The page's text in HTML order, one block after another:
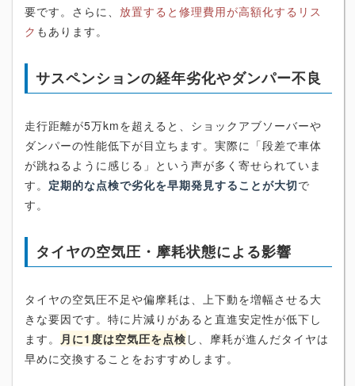
要です。さらに、 放置すると修理費用が高額化するリス
ク もあります。
サスペンションの経年劣化やダンパー不良
走行距離が5万kmを超えると、ショックアブソーバーや
ダンパーの性能低下が目立ちます。実際に「段差で車体
が跳ねるように感じる」という声が多く寄せられていま
す。 定期的な点検で劣化を早期発見することが大切で
す。
タイヤの空気圧・摩耗状態による影響
タイヤの空気圧不足や偏摩耗は、上下動を増幅させる大
きな要因です。特に片減りがあると直進安定性が低下し
ます。
月に1度は空気圧を点検 し、摩耗が進んだタイヤは
早めに交換することをおすすめします。